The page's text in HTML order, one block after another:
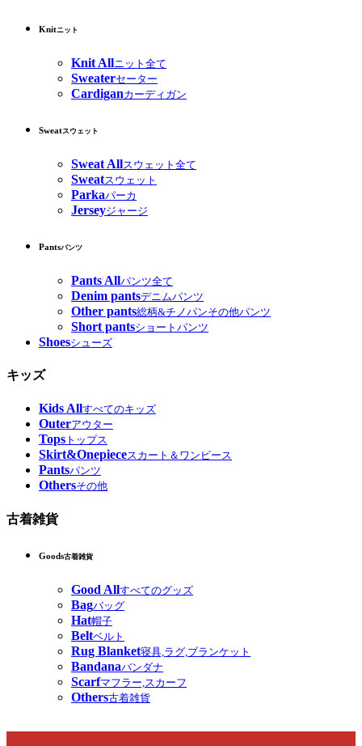
Knitニット
Knit Allニット全て
Sweaterセーター
Cardiganカーディガン
Sweatスウェット
Sweat Allスウェット全て
Sweatスウェット
Parkaパーカ
Jerseyジャージ
Pantsパンツ
Pants Allパンツ全て
Denim pantsデニムパンツ
Other pants総柄&チノパンその他パンツ
Short pantsショートパンツ
Shoesシューズ
キッズ
Kids Allすべてのキッズ
Outerアウター
Tops トップス
Skirt&Onepieceスカート＆ワンピース
Pantsパンツ
Othersその他
古着雑貨
Goods古着雑貨
Good Allすべてのグッズ
Bagバッグ
Hat帽子
Beltベルト
Rug Blanket寝具,ラグ,ブランケット
Bandanaバンダナ
Scarfマフラー,スカーフ
Others古着雑貨